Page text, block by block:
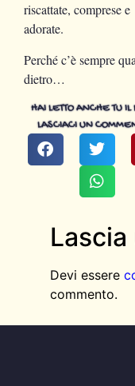
HAI LETTO ANCHE TU IL
LASCIACI UN
riscattate, comprese e
adorate.
Perché c’è sempre
dietro…
Devi essere
commento.